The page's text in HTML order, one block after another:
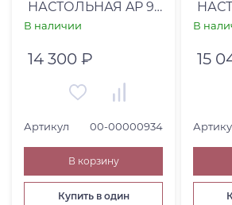
НАСТОЛЬНАЯ AP 91
(00-00000934)
В наличии
14 300 ₽
Артикул 00-00000934
В корзину
Купить в один
В
15